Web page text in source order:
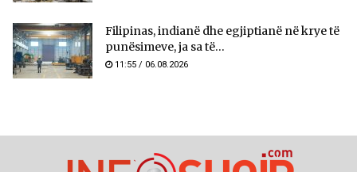
Filipinas, indianë dhe egjiptianë në krye të
punësimeve, ja sa të...
11:55 / 06.08.2026